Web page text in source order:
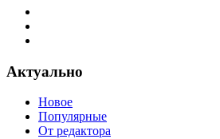
Актуально
Новое
Популярные
От редактора